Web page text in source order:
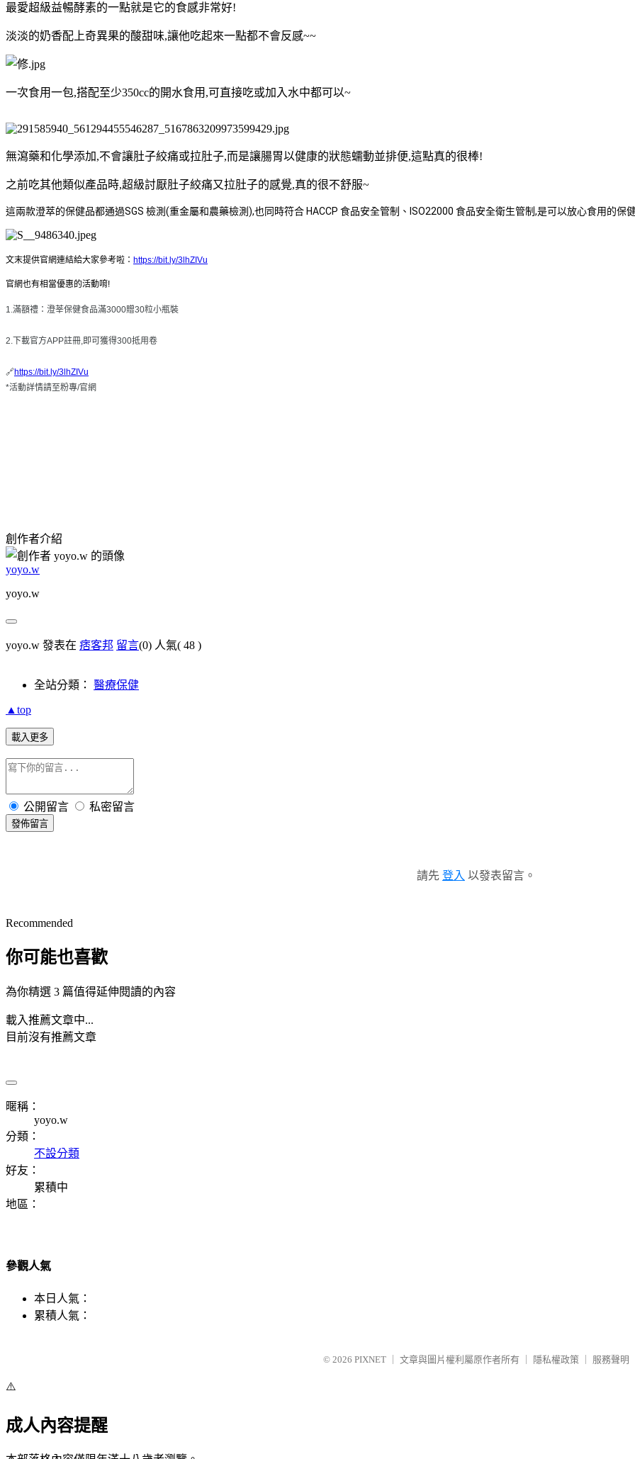
最愛超級益暢酵素的一點就是它的食感非常好!
淡淡的奶香配上奇異果的酸甜味,讓他吃起來一點都不會反感~~
一次食用一包,搭配至少350cc的開水食用,可直接吃或加入水中都可以~
無瀉藥和化學添加,不會讓肚子絞痛或拉肚子,而是讓腸胃以健康的狀態蠕動並排便,這點真的很棒!
之前吃其他類似產品時,超級討厭肚子絞痛又拉肚子的感覺,真的很不舒服~
這兩款澄萃的保健品都通過SGS 檢測(重金屬和農藥檢測),也同時符合 HACCP 食品安全管制、ISO22000 食品安全衛生管制,是可以放心食用的保
文末提供官網連結給大家參考啦： https://bit.ly/3lhZIVu
官網也有相當優惠的活動唷!
1.滿額禮：澄莘保健食品滿3000贈30粒小瓶裝
2.下載官方APP註冊,即可獲得300抵用卷
🔗https://bit.ly/3lhZIVu
*活動詳情請至粉專/官網
創作者介紹
yoyo.w
yoyo.w
yoyo.w 發表在 痞客邦 留言(0) 人氣( 48 )
全站分類： 醫療保健
▲top
載入更多
公開留言 私密留言
發佈留言
請先 登入 以發表留言。
Recommended
你可能也喜歡
為你精選 3 篇值得延伸閱讀的內容
載入推薦文章中...
目前沒有推薦文章
暱稱：
yoyo.w
分類：
不設分類
好友：
累積中
地區：
參觀人氣
本日人氣：
累積人氣：
© 2026 PIXNET 文章與圖片權利屬原作者所有 隱私權政策 服務聲明
⚠️
成人內容提醒